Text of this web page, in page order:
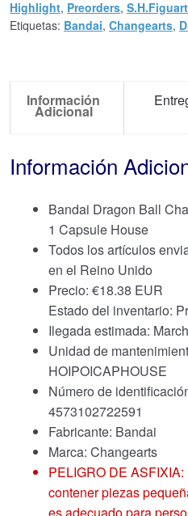
Highlight, Preorders,
Etiquetas: Bandai, Changearts,
Información
Adicional
Información
Bandai Dragon Ball
1 Capsule House
Todos los artículos
en el Reino Unido
Precio: €18.38 EUR
Estado del inventario:
Ilegada estimada:
Unidad de
HOIPOICAPHOUSE
Número de
4573102722591
Fabricante: Bandai
Marca: Changearts
PELIGRO DE
contener piezas
es adecuado para